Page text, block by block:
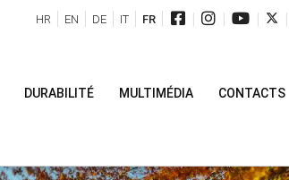
| | | |
HR EN DE IT FR
DURABILITÉ MULTIMÉDIA CONTACTS